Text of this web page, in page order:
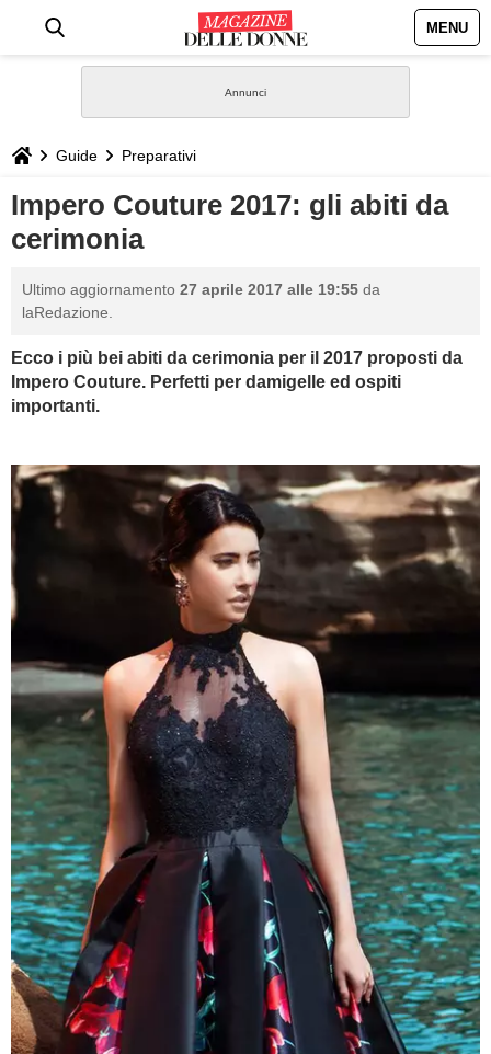
MENU
STILE
BIOGRAFIE
DEFINIZIONI
GASTRONOMIA
CAPELLI
SESSO
BAMBINO
DIETA
FORUM
Guide Preparativi
Impero Couture 2017: gli abiti da
cerimonia
Ultimo aggiornamento 27 aprile 2017 alle 19:55 da
laRedazione.
Ecco i più bei abiti da cerimonia per il 2017 proposti da
Impero Couture. Perfetti per damigelle ed ospiti
importanti.